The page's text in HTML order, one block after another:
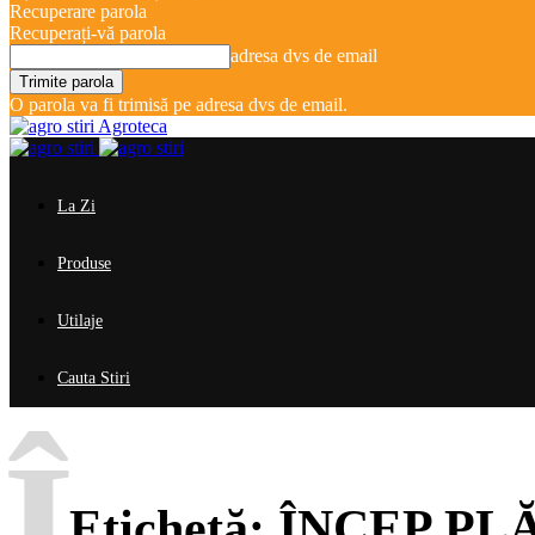
Recuperare parola
Recuperați-vă parola
adresa dvs de email
O parola va fi trimisă pe adresa dvs de email.
Agroteca
La Zi
Produse
Utilaje
Cauta Stiri